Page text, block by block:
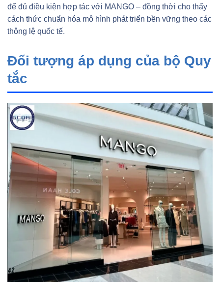
để đủ điều kiện hợp tác với MANGO – đồng thời cho thấy
cách thức chuẩn hóa mô hình phát triển bền vững theo các
thông lệ quốc tế.
Đối tượng áp dụng của bộ Quy
tắc